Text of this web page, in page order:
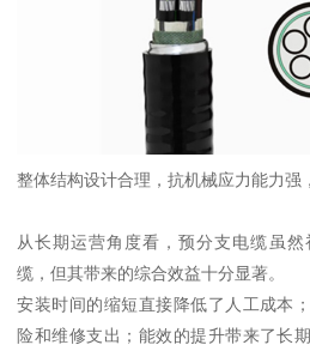
整体结构设计合理，抗机械应力能力强
从长期运营角度看，预分支电缆虽
缆，但其带来的综合效益十分显著。
安装时间的缩短直接降低了人工成本
险和维修支出；能效的提升带来了长